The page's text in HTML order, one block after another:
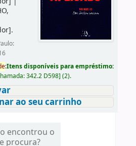
.
:Itens disponíveis para empréstimo:
342.2 D598] (2).
ao seu carrinho
encontrou o
procura?